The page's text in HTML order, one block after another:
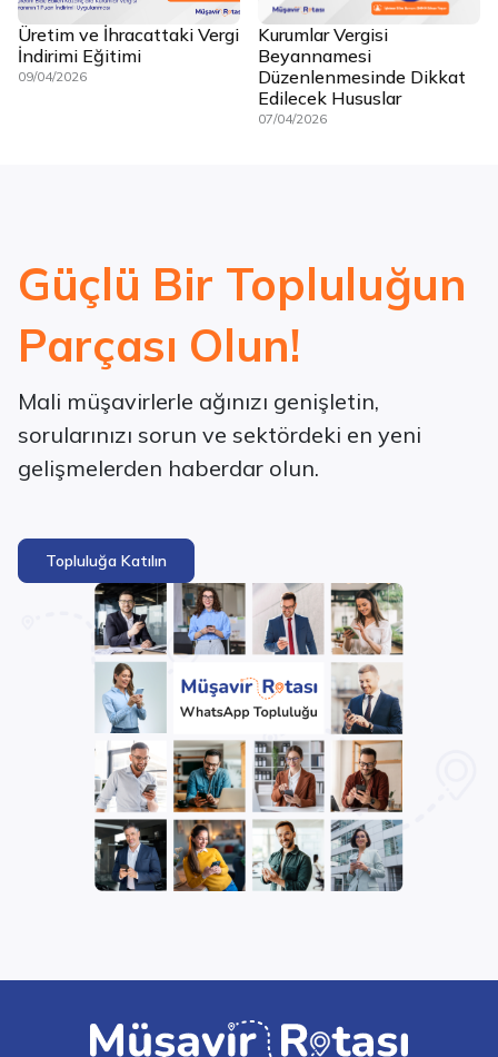
Üretim ve İhracattaki Vergi
İndirimi Eğitimi
09/04/2026
Kurumlar Vergisi
Beyannamesi
Düzenlenmesinde Dikkat
Edilecek Hususlar
07/04/2026
Güçlü Bir Topluluğun
Parçası Olun!
Mali müşavirlerle ağınızı genişletin,
sorularınızı sorun ve sektördeki en yeni
gelişmelerden haberdar olun.
Topluluğa Katılın